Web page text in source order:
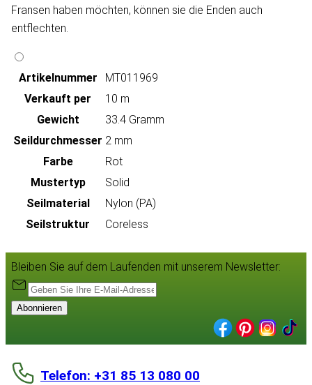
Fransen haben möchten, können sie die Enden auch
entflechten.
Artikeln‌ummer
MT011969
Verkauft per
10 m
Gewicht
33.4 Gramm
Seildurchmesser 2 mm
Farbe
Rot
Mustertyp
Solid
Seilmaterial
Nylon (PA)
Seilstruktur
Coreless
Bleiben Sie auf dem Laufenden mit unserem Newsletter:
Abonnieren
Telefon: +31 85 13 080 00